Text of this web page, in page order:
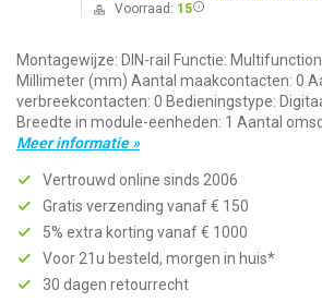
Voorraad: 15
Montagewijze: DIN-rail Functie:
Millimeter (mm) Aantal maakcontacten: 0
verbreekcontacten: 0 Bedieningstype:
Breedte in module-eenheden: 1 Aantal
Meer informatie »
Vertrouwd online sinds 2006
Gratis verzending vanaf € 150
5% extra korting vanaf € 1000
Voor 21u besteld, morgen in huis*
30 dagen retourrecht